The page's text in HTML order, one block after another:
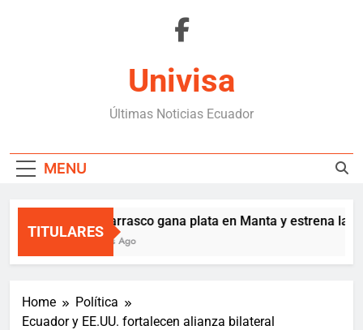
Univisa
Últimas Noticias Ecuador
MENU
TITULARES
Zuko Carrasco gana plata en Manta y estrena la
11 Minutes Ago
Home
Política
Ecuador y EE.UU. fortalecen alianza bilateral